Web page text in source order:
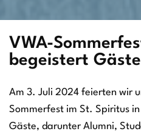
VWA-
begeistert Gäste
Am 3. Juli 2024 feierten wir
Sommerfest im St. Spiritus
Gäste, darunter Alumni,